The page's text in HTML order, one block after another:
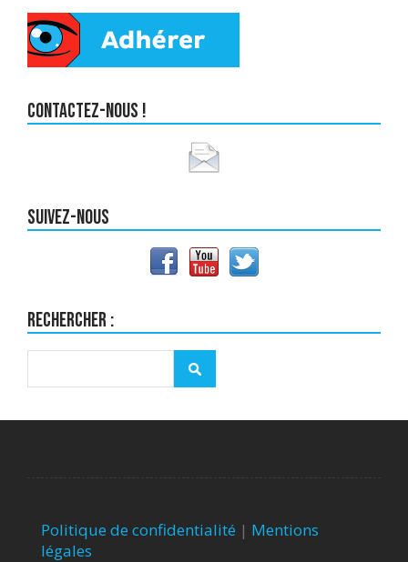
Contactez-nous !
Suivez-nous
Rechercher :
Politique de confidentialité | Mentions
légales